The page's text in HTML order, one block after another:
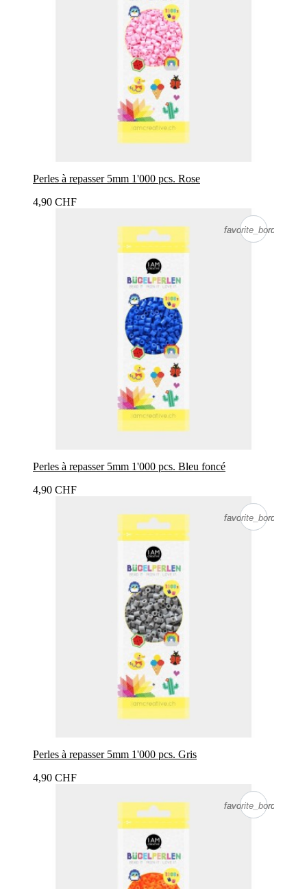
Perles à repasser 5mm 1'000 pcs. Rose
4,90 CHF
favorite_border
favorite_border
Perles à repasser 5mm 1'000 pcs. Bleu foncé
4,90 CHF
favorite_border
favorite_border
Perles à repasser 5mm 1'000 pcs. Gris
4,90 CHF
favorite_border
favorite_border